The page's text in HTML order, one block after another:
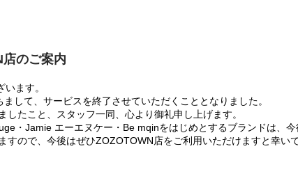
店のご案内
ます。
して、サービスを終了させていただくこととなりました。
たこと、スタッフ一同、心より御礼申し上げます。
・Jamie エーエヌケー・Be mqinをはじめとするブランドは、
ので、今後はぜひZOZOTOWN店をご利用いただけますと幸いで